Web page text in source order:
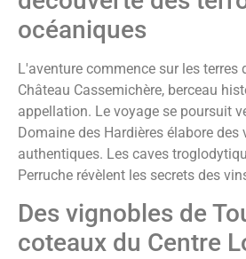
océaniques
L'aventure commence sur les terres
Château Cassemichère, berceau
appellation. Le voyage se poursuit
Domaine des Hardières élabore
authentiques. Les caves
Perruche révèlent les secrets des
Des vignobles de
coteaux du Centre